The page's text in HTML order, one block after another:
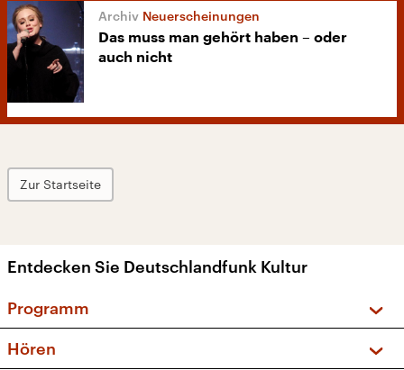
Neuerscheinungen
Das muss man gehört haben – oder
auch nicht
Zur Startseite
Entdecken Sie Deutschlandfunk Kultur
Programm
Hören